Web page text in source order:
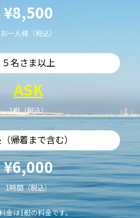
¥8,500
お一人様（税込）
５名さま以上
ASK
1艇（税込）
帰着まで含む）
¥6,000
1時間（税込）
金は1艇の料金です。